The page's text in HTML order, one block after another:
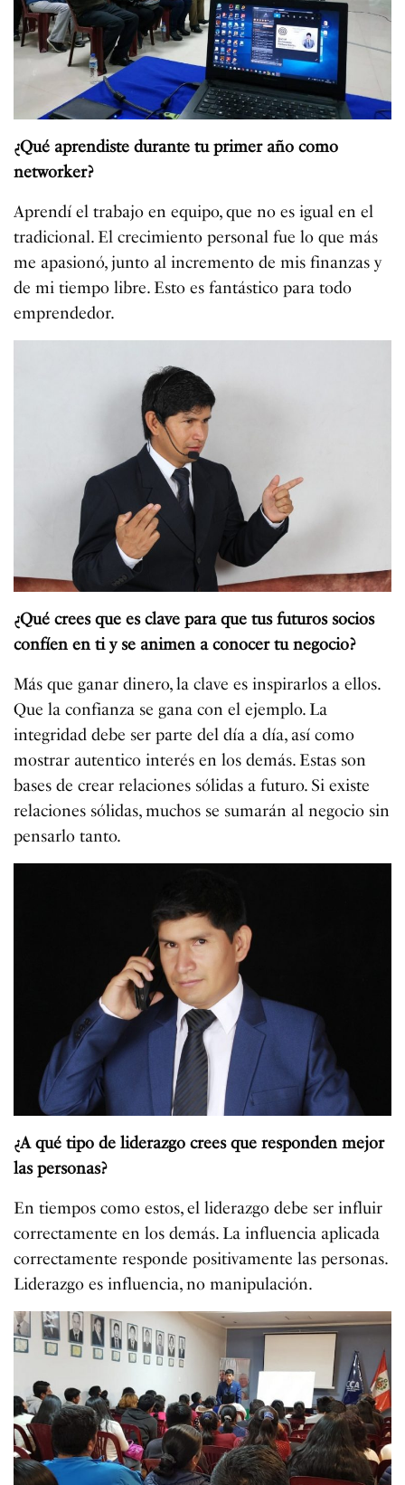
¿Qué aprendiste durante tu primer año como
networker?
Aprendí el trabajo en equipo, que no es igual en el
tradicional. El crecimiento personal fue lo que más
me apasionó, junto al incremento de mis finanzas y
de mi tiempo libre. Esto es fantástico para todo
emprendedor.
¿Qué crees que es clave para que tus futuros socios
confíen en ti y se animen a conocer tu negocio?
Más que ganar dinero, la clave es inspirarlos a ellos.
Que la confianza se gana con el ejemplo. La
integridad debe ser parte del día a día, así como
mostrar autentico interés en los demás. Estas son
bases de crear relaciones sólidas a futuro. Si existe
relaciones sólidas, muchos se sumarán al negocio sin
pensarlo tanto.
¿A qué tipo de liderazgo crees que responden mejor
las personas?
En tiempos como estos, el liderazgo debe ser influir
correctamente en los demás. La influencia aplicada
correctamente responde positivamente las personas.
Liderazgo es influencia, no manipulación.